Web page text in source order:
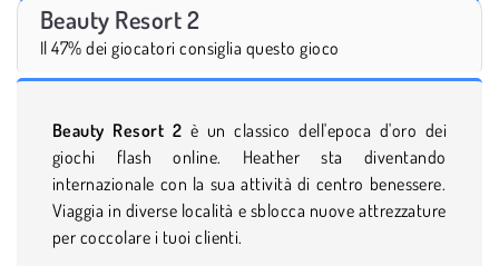
Beauty Resort 2
Il 47% dei giocatori consiglia questo gioco
Beauty Resort 2 è un classico dell'epoca d'oro dei
giochi flash online. Heather sta diventando
internazionale con la sua attività di centro benessere.
Viaggia in diverse località e sblocca nuove attrezzature
per coccolare i tuoi clienti.